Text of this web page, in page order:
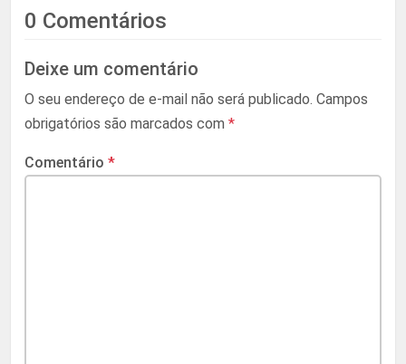
0 Comentários
Deixe um comentário
O seu endereço de e-mail não será publicado. Campos
obrigatórios são marcados com *
Comentário *